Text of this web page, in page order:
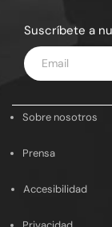
Suscríbete a
Introduce
tu
Sobre nosotros
Prensa
Accesibilidad